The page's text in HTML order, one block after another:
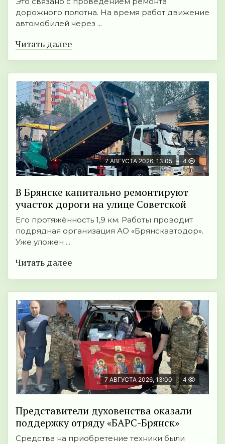
дорожного полотна. На время работ движение
автомобилей через ...
Читать далее
7 АВГУСТА 2026, 13:05 4
В Брянске капитально ремонтируют
участок дороги на улице Советской
Его протяжённость 1,9 км. Работы проводит
подрядная организация АО «Брянскавтодор».
Уже уложен ...
Читать далее
7 АВГУСТА 2026, 13:00 4
Представители духовенства оказали
поддержку отряду «БАРС-Брянск»
Средства на приобретение техники были